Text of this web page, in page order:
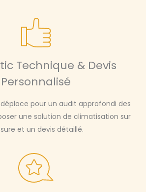
Technique & Devis
Personnalisé
pour un audit approfondi des
une solution de climatisation sur
et un devis détaillé.